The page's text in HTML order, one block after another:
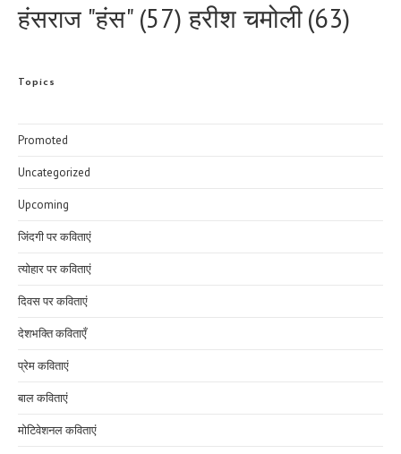
हंसराज "हंस" (57) हरीश चमोली(63)
Topics
Promoted
Uncategorized
Upcoming
जिंदगी पर कविताएं
त्योहार पर कविताएं
दिवस पर कविताएं
देशभक्ति कविताएँ
प्रेम कविताएं
बाल कविताएं
मोटिवेशनल कविताएं